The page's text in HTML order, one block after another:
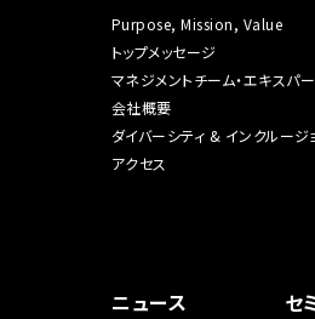
Purpose, Mission, Value
トップメッセージ
マネジメントチーム・エキスパー
会社概要
ダイバーシティ & インクルージ
アクセス
ニュース セ